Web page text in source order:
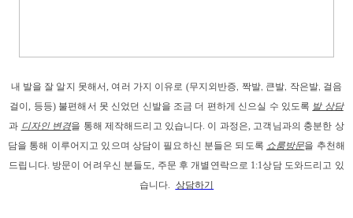
내 발을 잘 알지 못해서, 여러 가지 이유로 (무지외반증, 짝발, 큰발, 작은발, 걸음
걸이, 등등) 불편해서 못 신었던 신발을 조금 더 편하게 신으실 수 있도록 발 상담
과 디자인 변경을 통해 제작해드리고 있습니다. 이 과정은, 고객님과의 충분한 상
담을 통해 이루어지고 있으며 상담이 필요하신 분들은 되도록 쇼룸방문을 추천해
드립니다. 방문이 어려우신 분들도, 주문 후 개별연락으로 1:1상담 도와드리고 있
습니다. 상담하기